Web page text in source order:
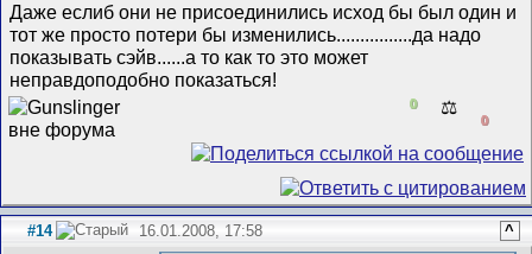
Даже еслиб они не присоединились исход бы был один и
тот же просто потери бы изменились................да надо
показывать сэйв......а то как то это может
неправдоподобно показаться!
0 ⚖️
0
#14 16.01.2008, 17:58 ^